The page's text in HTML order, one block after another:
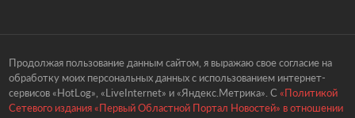
Продолжая пользование данным сайтом, я выражаю свое согласие на
обработку моих персональных данных с использованием интернет-
сервисов «HotLog», «LiveInternet» и «Яндекс.Метрика». С «Политикой
Сетевого издания «Первый Областной Портал Новостей» в отношении